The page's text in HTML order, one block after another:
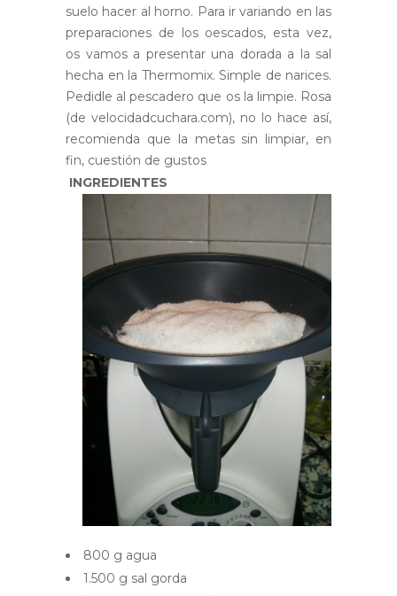
suelo hacer al horno. Para ir variando en las
preparaciones de los oescados, esta vez,
os vamos a presentar una dorada a la sal
hecha en la Thermomix. Simple de narices.
Pedidle al pescadero que os la limpie. Rosa
(de velocidadcuchara.com), no lo hace así,
recomienda que la metas sin limpiar, en
fin, cuestión de gustos
INGREDIENTES
800 g agua
1.500 g sal gorda